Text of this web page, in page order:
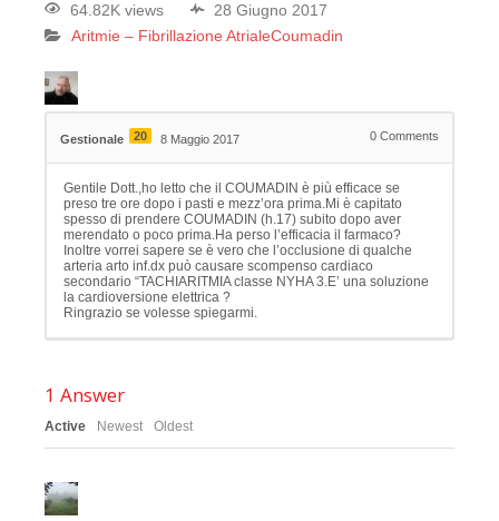
64.82K views
28 Giugno 2017
Aritmie – Fibrillazione AtrialeCoumadin
Gestionale 20 8 Maggio 2017 0 Comments
Gentile Dott.,ho letto che il COUMADIN è più efficace se
preso tre ore dopo i pasti e mezz’ora prima.Mi è capitato
spesso di prendere COUMADIN (h.17) subito dopo aver
merendato o poco prima.Ha perso l’efficacia il farmaco?
Inoltre vorrei sapere se è vero che l’occlusione di qualche
arteria arto inf.dx può causare scompenso cardiaco
secondario “TACHIARITMIA classe NYHA 3.E’ una soluzione
la cardioversione elettrica ?
Ringrazio se volesse spiegarmi.
1 Answer
Active Newest Oldest